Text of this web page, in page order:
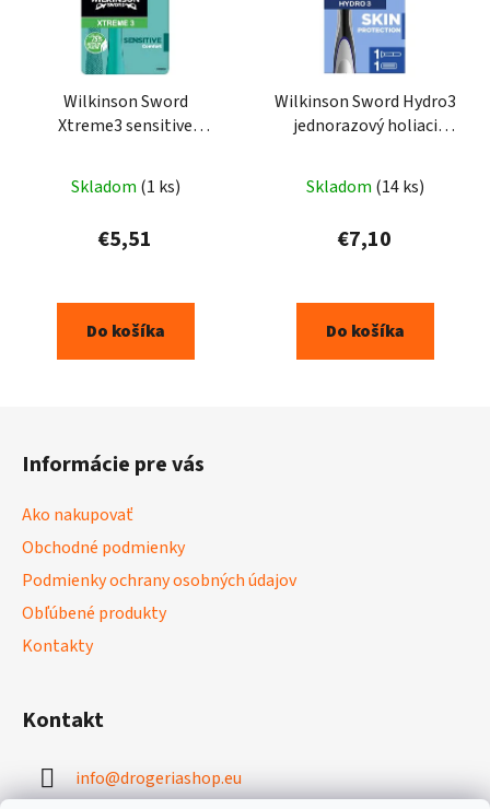
Wilkinson Sword
Xtreme3 sensitive
strojček s 3 čepieľkami
6ks
Skladom (1 ks)
€5,51
Do košíka
Wilkinson Sword Hydro3
jednorazový holiaci
Skladom (14 ks)
€7,10
Do košíka
Informácie pre vás
Ako nakupovať
Obchodné podmienky
Podmienky ochrany osobných údajov
Obľúbené produkty
Kontakty
Kontakt
info@drogeriashop.eu